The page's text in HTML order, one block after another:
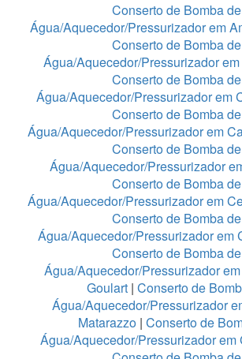
Conserto de Bomba de
Água/Aquecedor/Pressurizador em
Conserto de Bomba de
Água/Aquecedor/Pressurizador
Conserto de Bomba de
Água/Aquecedor/Pressurizador em
Conserto de Bomba de
Água/Aquecedor/Pressurizador em
Conserto de Bomba de
Água/Aquecedor/Pressurizador
Conserto de Bomba de
Água/Aquecedor/Pressurizador em
Conserto de Bomba de
Água/Aquecedor/Pressurizador em
Conserto de Bomba de
Água/Aquecedor/Pressurizador
Goulart | Conserto de
Água/Aquecedor/Pressurizador
Matarazzo | Conserto de
Água/Aquecedor/Pressurizador em